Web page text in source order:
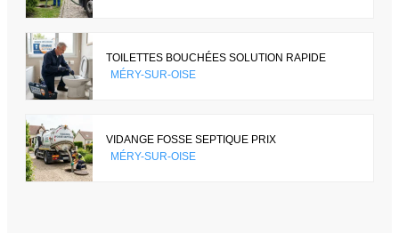
TOILETTES BOUCHÉES SOLUTION RAPIDE
MÉRY-SUR-OISE
VIDANGE FOSSE SEPTIQUE PRIX
MÉRY-SUR-OISE